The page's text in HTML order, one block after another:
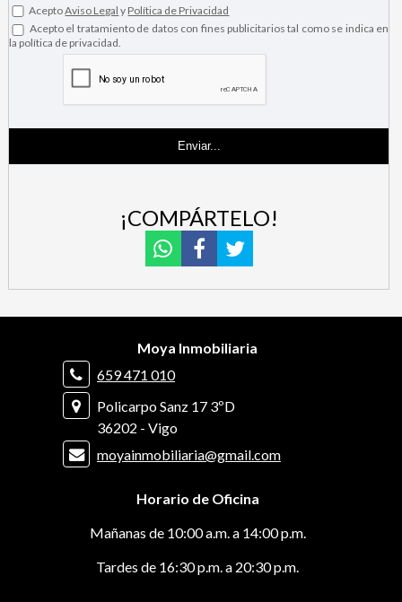
¡COMPÁRTELO!
AceptoAviso Legal y Política de Privacidad
Acepto el tratamiento de datos con fines publicitarios tal como se indica en
la política de privacidad.
Moya Inmobiliaria
659 471 010
Policarpo Sanz 17 3ºD
36202 - Vigo
moyainmobiliaria@gmail.com
Horario de Oficina
Mañanas de 10:00 a.m. a 14:00 p.m.
Tardes de 16:30 p.m. a 20:30 p.m.